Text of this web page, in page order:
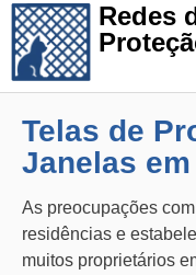
Redes
Telas de
Janelas
As preocupações
residências e
muitos proprietários